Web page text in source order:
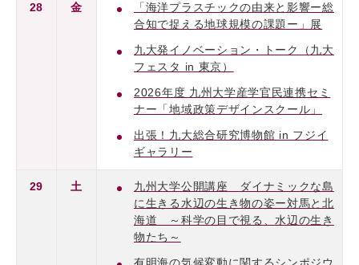
28 金
「海洋プラスチックの由来と影響ー総
合知で捉える地球規模の課題ー」展
九大発イノベーション・トーク（九大
フェスタ in 東京）
2026年度 九州大学産学官民連携セミ
ナー「地域政策デザインスクール」
出張！九大総合研究博物館 in フジイ
ギャラリー
29 土
九州大学公開講座 ダイナミックな島
に生きる水辺の生き物の姿ー対馬と北
海道 ～科学の目で視る、水辺の生き
物たち～